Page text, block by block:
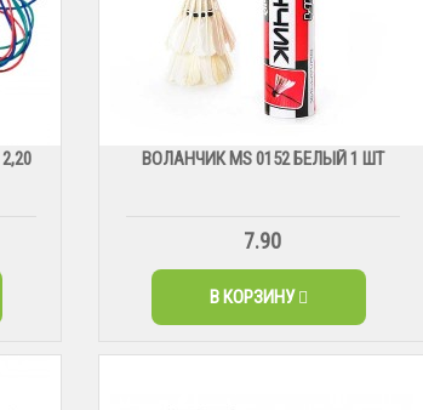
ВОЛАНЧИК MS 0152 БЕЛЫЙ 1 ШТ
7.90
В КОРЗИНУ